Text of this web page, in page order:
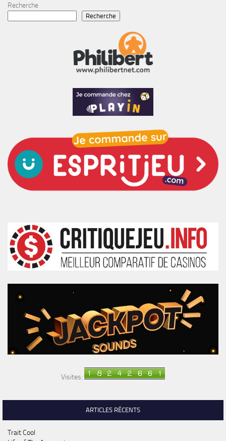
Recherche
Recherche
Visites:
ARTICLES RÉCENTS
Trait Cool